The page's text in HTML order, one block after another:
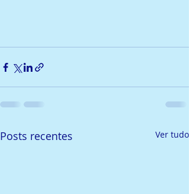
Posts recentes Ver tudo